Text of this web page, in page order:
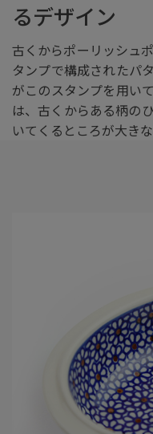
るデザイン
古くからポーリッシュ
タンプで構成されたパ
がこのスタンプを用い
は、古くからある柄の
いてくるところが大き